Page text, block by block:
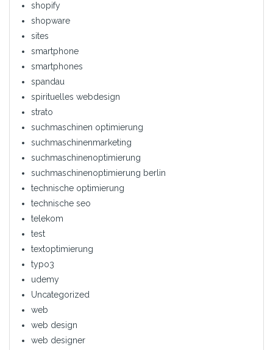
shopify
shopware
sites
smartphone
smartphones
spandau
spirituelles webdesign
strato
suchmaschinen optimierung
suchmaschinenmarketing
suchmaschinenoptimierung
suchmaschinenoptimierung berlin
technische optimierung
technische seo
telekom
test
textoptimierung
typo3
udemy
Uncategorized
web
web design
web designer